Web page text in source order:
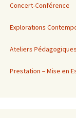
Concert-Conférence
Explorations
Ateliers
Prestation – Mise en